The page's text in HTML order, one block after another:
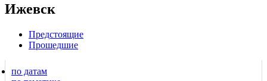
Ижевск
Предстоящие
Прошедшие
по датам